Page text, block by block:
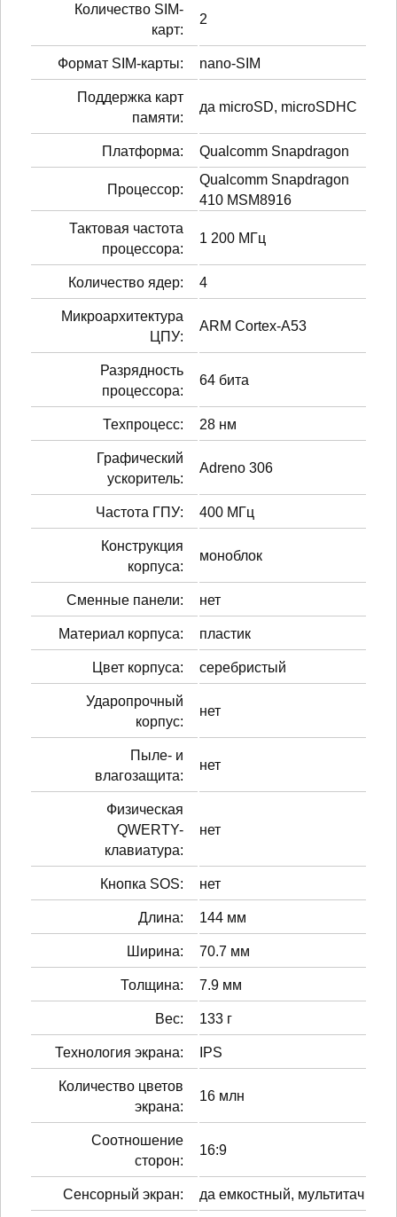
Количество SIM-
карт:
2
Формат SIM-карты: nano-SIM
Поддержка карт
памяти:
да microSD, microSDHC
Платформа: Qualcomm Snapdragon
Процессор:
Qualcomm Snapdragon
410 MSM8916
Тактовая частота
процессора:
1 200 МГц
Количество ядер: 4
Микроархитектура
ЦПУ:
ARM Cortex-A53
Разрядность
процессора:
64 бита
Техпроцесс: 28 нм
Графический
ускоритель:
Adreno 306
Частота ГПУ: 400 МГц
Конструкция
корпуса:
моноблок
Сменные панели: нет
Материал корпуса: пластик
Цвет корпуса: серебристый
Ударопрочный
корпус:
нет
Пыле- и
влагозащита:
нет
Физическая
QWERTY-
клавиатура:
нет
Кнопка SOS: нет
Длина: 144 мм
Ширина: 70.7 мм
Толщина: 7.9 мм
Вес: 133 г
Технология экрана: IPS
Количество цветов
экрана:
16 млн
Соотношение
сторон:
16:9
Сенсорный экран: да емкостный, мультитач